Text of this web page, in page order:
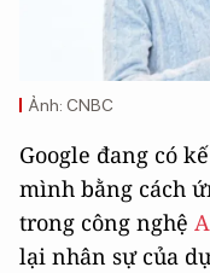
Ảnh: CNBC
Google đang có
mình bằng cách
trong công nghệ
lại nhân sự của